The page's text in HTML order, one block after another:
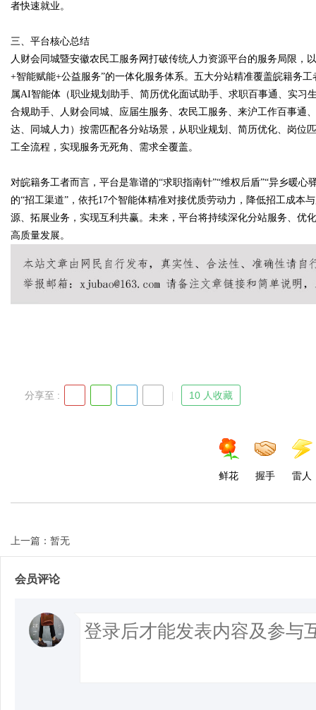
者快速就业。
三、平台核心总结
人财会同城暨安徽农民工服务网打破传统人力资源平台的服务局限，
+智能赋能+公益服务”的一体化服务体系。五大分站精准覆盖皖籍务
属AI智能体（职业规划助手、简历优化面试助手、求职百事通、实
合规助手、人财会同城、应届生服务、农民工服务、来沪工作百事通
达、同城人力）按需匹配各分站场景，从职业规划、简历优化、岗位
工全流程，实现服务无死角、需求全覆盖。
对皖籍务工者而言，平台是靠谱的“求职指南针”“维权后盾”“异乡暖
的“招工渠道”，依托17个智能体精准对接优质劳动力，降低招工成本
源、拓展业务，实现互利共赢。未来，平台将持续深化分站服务、优
高质量发展。
分享至 : 10 人收藏
鲜花 握手 雷人
上一篇：暂无
会员评论